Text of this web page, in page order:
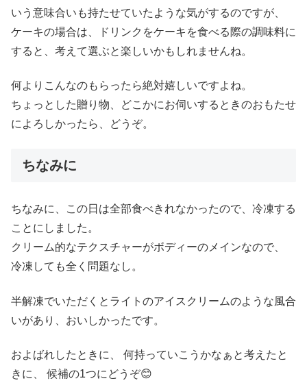
いう意味合いも持たせていたような気がするのですが、
ケーキの場合は、ドリンクをケーキを食べる際の調味料に
すると、考えて選ぶと楽しいかもしれませんね。
何よりこんなのもらったら絶対嬉しいですよね。
ちょっとした贈り物、どこかにお伺いするときのおもたせ
によろしかったら、どうぞ。
ちなみに
ちなみに、この日は全部食べきれなかったので、冷凍する
ことにしました。
クリーム的なテクスチャーがボディーのメインなので、
冷凍しても全く問題なし。
半解凍でいただくとライトのアイスクリームのような風合
いがあり、おいしかったです。
およばれしたときに、 何持っていこうかなぁと考えたと
きに、 候補の1つにどうぞ😊